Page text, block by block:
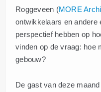
Roggeveen (MORE
ontwikkelaars en andere
perspectief hebben op
vinden op de vraag: hoe
gebouw?
De gast van deze